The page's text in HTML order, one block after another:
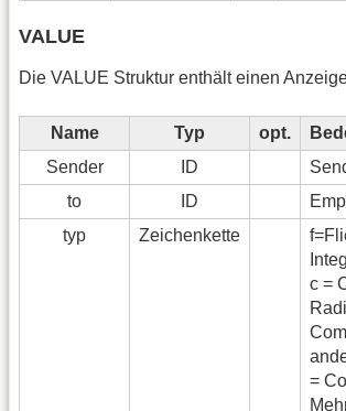
VALUE
Die VALUE Struktur enthält einen
Name Typ opt.
Sender
ID
to
ID
typ
Zeichenkette
c =
=